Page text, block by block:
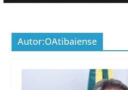
Autor:OAtibaiense